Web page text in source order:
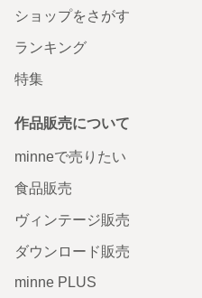
ショップをさがす
ランキング
特集
作品販売について
minneで売りたい
食品販売
ヴィンテージ販売
ダウンロード販売
minne PLUS